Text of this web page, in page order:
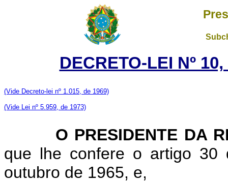
DECRETO-LEI Nº
(Vide Decreto-lei nº 1.015, de 1969)
(Vide Lei nº 5.959, de 1973)
O PRESIDENTE DA
que lhe confere o artigo 30
outubro de 1965, e,